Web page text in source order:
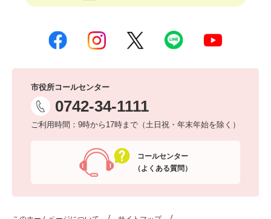
市役所コールセンター
0742-34-1111
ご利用時間：9時から17時まで（土日祝・年末年始を除く）
コールセンター
（よくある質問）